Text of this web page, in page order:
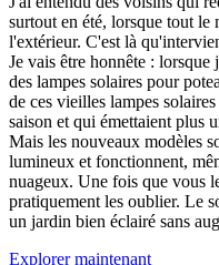
surtout en été, lorsque tout le
l'extérieur. C'est là
Je vais être honnête :
des lampes solaires pour
de ces vieilles lampes
saison et qui émettaient plus
Mais les nouveaux modèles
lumineux et fonctionnent,
nuageux. Une fois que vous
pratiquement les oublier. Le
un jardin bien éclairé sans
Explorer maintenant